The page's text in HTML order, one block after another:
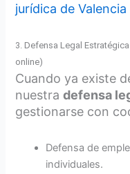
jurídica de Valencia
3. Defensa Legal
online)
Cuando ya existe
nuestradefensa
gestionarse con
Defensa de
individuales.